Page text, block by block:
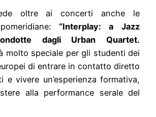
oltre ai concerti anche le
“Interplay: a Jazz
dagli Urban Quartet.
molto speciale per gli studenti dei
di entrare in contatto diretto
e vivere un’esperienza formativa,
alla performance serale del